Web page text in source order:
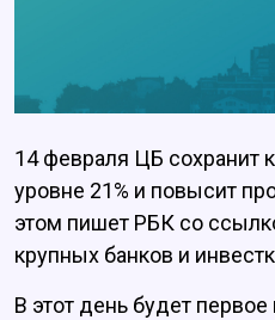
14 февраля ЦБ сохранит
уровне 21% и повысит
этом пишет РБК со
крупных банков и
В этот день будет